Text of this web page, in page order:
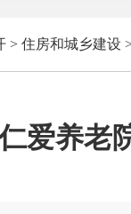
> 住房和城乡建设
爱养老